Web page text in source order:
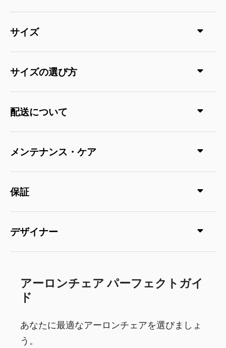
サイズ
サイズの選び方
配送について
メンテナンス・ケア
保証
デザイナー
アーロンチェア パーフェクトガイ
ド
あなたに最適なアーロンチェアを選びましょ
う。